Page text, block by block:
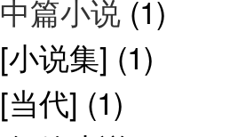
中篇小说 (1)
[小说集] (1)
[当代] (1)